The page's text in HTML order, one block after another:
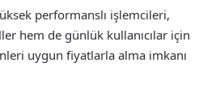
performanslı işlemcileri,
hem de günlük kullanıcılar için
uygun fiyatlarla alma imkanı